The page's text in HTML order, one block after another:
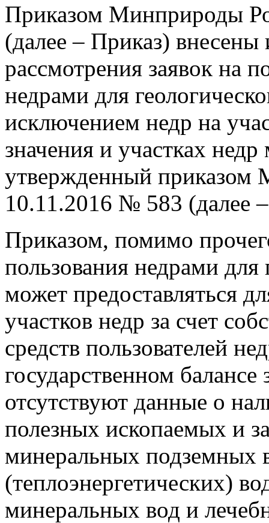
Приказом Минприроды
(далее – Приказ)
рассмотрения заявок на
недрами для
исключением недр на
значения и участках
утвержденный приказом
10.11.2016 № 583 (далее
Приказом, помимо
пользования недрами для
может предоставляться
участков недр за счет
средств пользователей
государственном
отсутствуют данные о
полезных ископаемых и
минеральных подземных
(теплоэнергетических)
минеральных вод и